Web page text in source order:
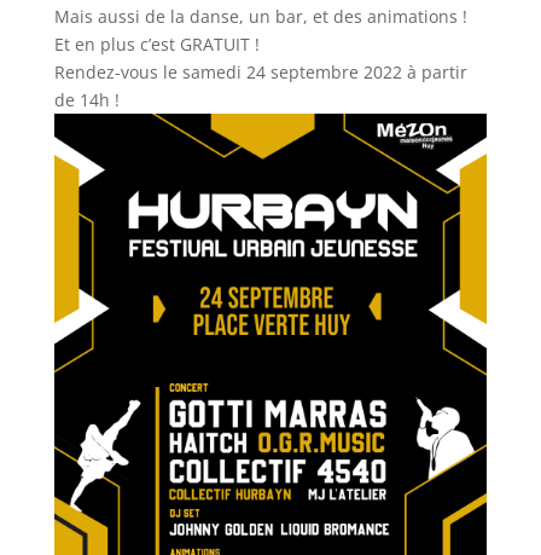
Mais aussi de la danse, un bar, et des animations !
Et en plus c’est GRATUIT !
Rendez-vous le samedi 24 septembre 2022 à partir
de 14h !